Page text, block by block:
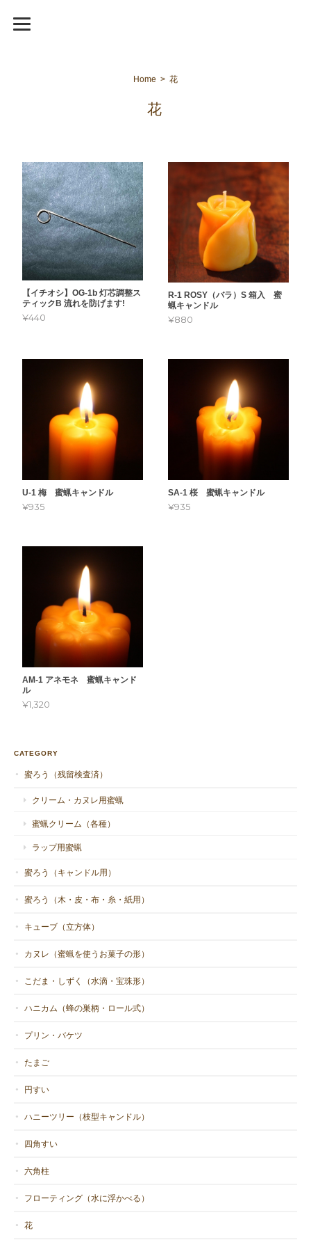
Home 花
花
【イチオシ】OG-1b 灯芯調整ス
ティックB 流れを防げます!
¥440
R-1 ROSY（バラ）S 箱入 蜜
蝋キャンドル
¥880
U-1 梅 蜜蝋キャンドル
¥935
SA-1 桜 蜜蝋キャンドル
¥935
AM-1 アネモネ 蜜蝋キャンド
ル
¥1,320
CATEGORY
蜜ろう（残留検査済）
クリーム・カヌレ用蜜蝋
蜜蝋クリーム（各種）
ラップ用蜜蝋
蜜ろう（キャンドル用）
蜜ろう（木・皮・布・糸・紙用）
キューブ（立方体）
カヌレ（蜜蝋を使うお菓子の形）
こだま・しずく（水滴・宝珠形）
ハニカム（蜂の巣柄・ロール式）
プリン・バケツ
たまご
円すい
ハニーツリー（枝型キャンドル）
四角すい
六角柱
フローティング（水に浮かべる）
花